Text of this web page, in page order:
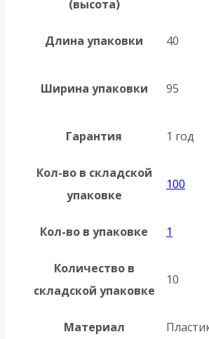
(высота)
Длина упаковки 40
Ширина упаковки 95
Гарантия 1 год
Кол-во в складской
упаковке
100
Кол-во в упаковке 1
Количество в
складской упаковке
10
Материал